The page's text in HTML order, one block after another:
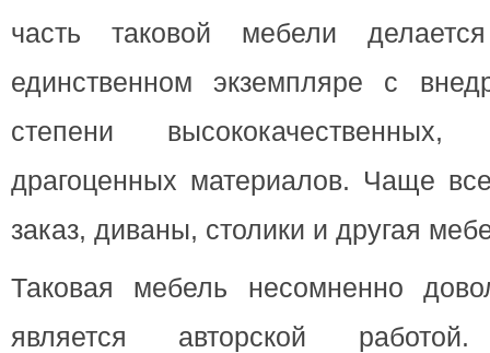
часть таковой мебели
единственном экземпляре с
степени
драгоценных материалов. Чаще
заказ, диваны, столики и другая
Таковая мебель несомненно
является авторской